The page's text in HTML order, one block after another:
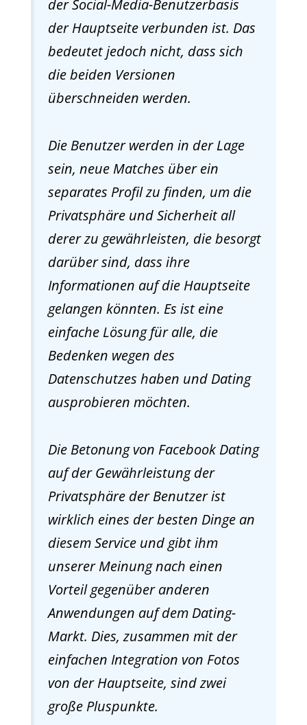
der Social-Media-Benutzerbasis
der Hauptseite verbunden ist. Das
bedeutet jedoch nicht, dass sich
die beiden Versionen
überschneiden werden.
Die Benutzer werden in der Lage
sein, neue Matches über ein
separates Profil zu finden, um die
Privatsphäre und Sicherheit all
derer zu gewährleisten, die besorgt
darüber sind, dass ihre
Informationen auf die Hauptseite
gelangen könnten. Es ist eine
einfache Lösung für alle, die
Bedenken wegen des
Datenschutzes haben und Dating
ausprobieren möchten.
Die Betonung von Facebook Dating
auf der Gewährleistung der
Privatsphäre der Benutzer ist
wirklich eines der besten Dinge an
diesem Service und gibt ihm
unserer Meinung nach einen
Vorteil gegenüber anderen
Anwendungen auf dem Dating-
Markt. Dies, zusammen mit der
einfachen Integration von Fotos
von der Hauptseite, sind zwei
große Pluspunkte.